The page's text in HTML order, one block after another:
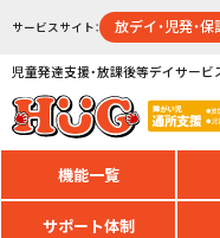
サービスサイト： 放デイ・児発・
児童発達支援・放課後等デイサー
機能一覧
サポート体制